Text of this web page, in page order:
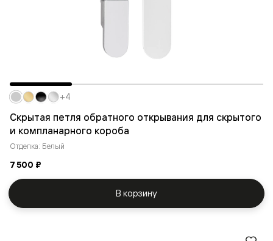
Скрытая петля обратного открывания для скрытого
и компланарного короба
Отделка: Белый
7 500 ₽
+4
В корзину